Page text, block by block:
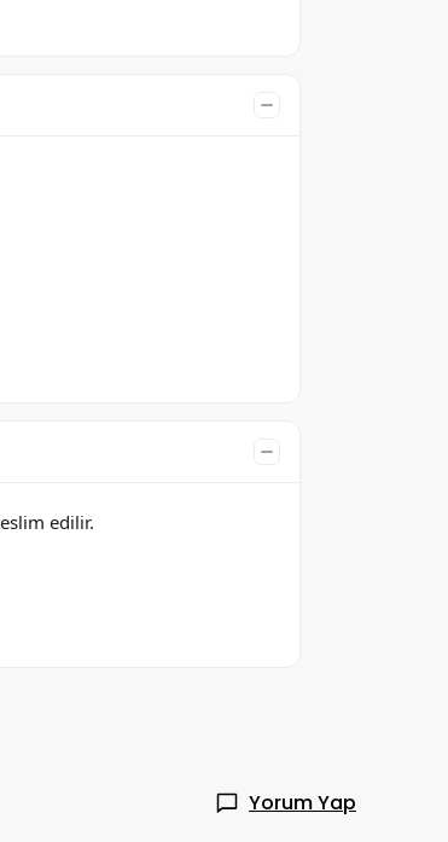
edilir.
Yorum Yap